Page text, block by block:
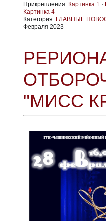
Прикрепления: Картинка 1 ·
Картинка 4
Категория: ГЛАВНЫЕ
Февраля 2023
"МИСС